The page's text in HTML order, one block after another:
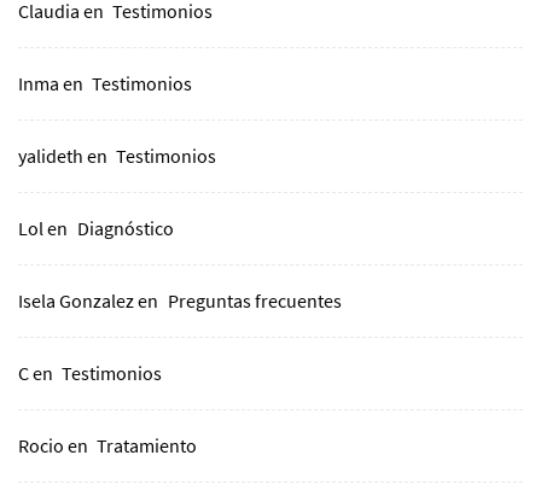
Claudia en Testimonios
Inma en Testimonios
yalideth en Testimonios
Lol en Diagnóstico
Isela Gonzalezen Preguntas frecuentes
Cen Testimonios
Rocio en Tratamiento